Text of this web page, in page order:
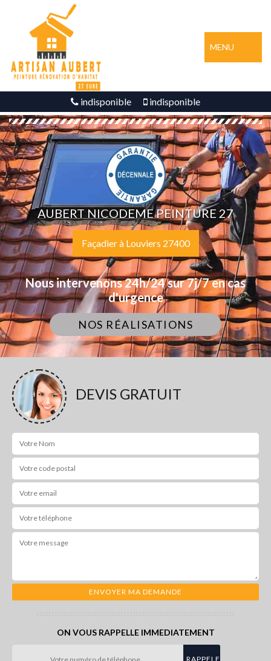
MENU
indisponible indisponible
AUBERT NICODEME PEINTURE 27
Façadier à Louviers 27400
Nous intervenons 24h/24 sur 7j/7 en cas
d'urgence
NOS RÉALISATIONS
DEVIS GRATUIT
ON VOUS RAPPELLE IMMEDIATEMENT